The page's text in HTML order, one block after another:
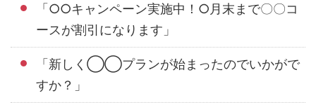
「○○キャンペーン実施中！○月末まで〇〇コ
ースが割引になります」
「新しく◯◯プランが始まったのでいかがで
すか？」